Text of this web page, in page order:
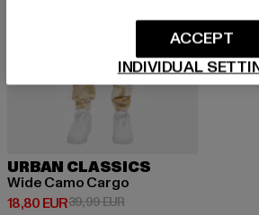
URBAN CLASSICS
Wide Camo Cargo
18,80 EUR
Derzeitiger Preis: 18,80 EUR
39,99 EURAktionspreis: 39,99 EUR
INDIVIDUAL
ACCEPT